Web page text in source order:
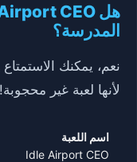
المدرسة؟
لأنها لعبة غير محجوبة!
اسم اللعبة
Idle Airport CEO